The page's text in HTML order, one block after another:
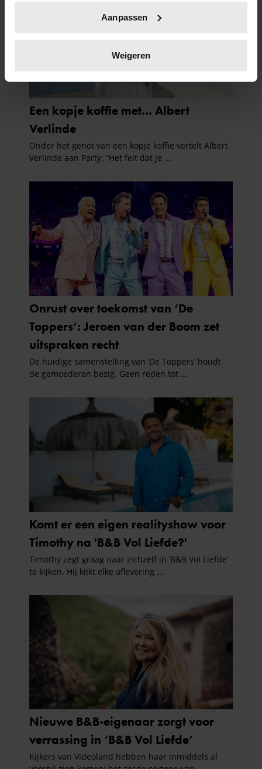
scannen op specifieke eigenschappen (fingerprinting)
verwerkt en stel uw voorkeuren in het
intrekken in de Cookieverklaring.
We gebruiken cookies om content en advertenties te
personaliseren, om functies voor social media te bieden
informatie over uw gebruik van onze site met onze
partners voor social media, adverteren en analyse. Deze
partners kunnen deze gegevens combineren met andere
informatie die u aan ze heeft verstrekt of die ze hebben
verzameld op basis van uw gebruik van hun services. U
gaat akkoord met onze cookies als u onze website blijft
gebruiken.
Aanpassen
Weigeren